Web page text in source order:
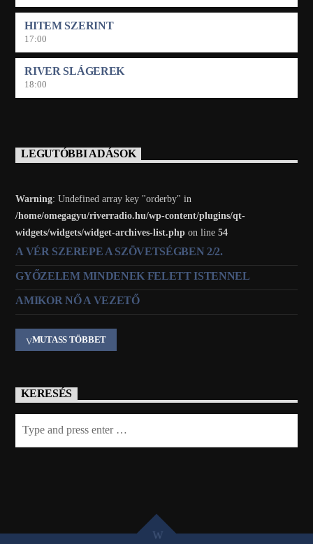
HITEM SZERINT
17:00
RIVER SLÁGEREK
18:00
LEGUTÓBBI ADÁSOK
Warning: Undefined array key "orderby" in
/home/omegagyu/riverradio.hu/wp-content/plugins/qt-
widgets/widgets/widget-archives-list.php on line54
A VÉR SZEREPE A SZÖVETSÉGBEN 2/2.
GYŐZELEM MINDENEK FELETT ISTENNEL
AMIKOR NŐ A VEZETŐ
MUTASS TÖBBET
KERESÉS